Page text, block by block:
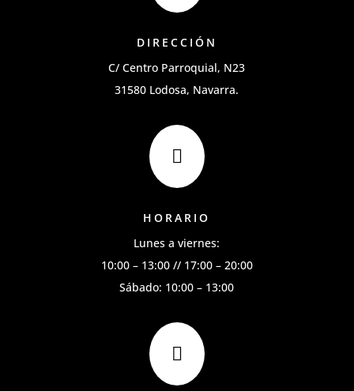
DIRECCIÓN
C/ Centro Parroquial, N23
31580 Lodosa, Navarra.

HORARIO
Lunes a viernes:
10:00 – 13:00 // 17:00 – 20:00
Sábado: 10:00 – 13:00
